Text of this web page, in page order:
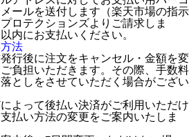
ールを送付します（楽天市場の指示
ロテクションズよりご請求しま
内にお支払いください。
法
行後に注文をキャンセル・金額を変
負担いただきます。その際、手数料
としをさせていただく場合がござい
よって後払い決済がご利用いただけ
払い方法の変更をご案内いたしま